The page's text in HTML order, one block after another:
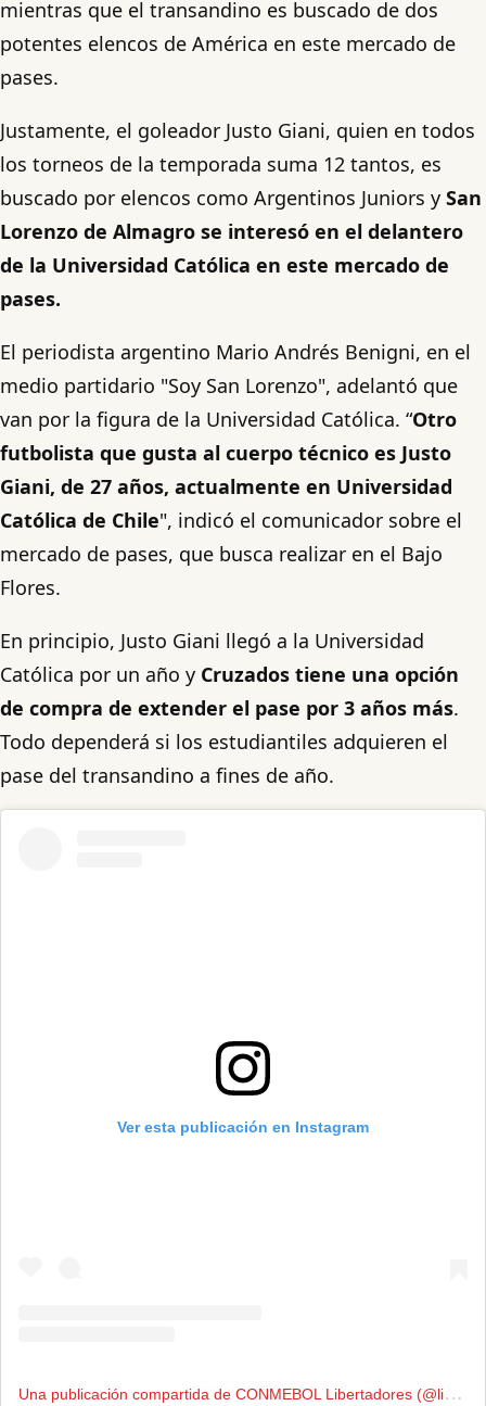
mientras que el transandino es buscado de dos
potentes elencos de América en este mercado de
pases.
Justamente, el goleador Justo Giani, quien en todos
los torneos de la temporada suma 12 tantos, es
buscado por elencos como Argentinos Juniors y San
Lorenzo de Almagro se interesó en el delantero
de la Universidad Católica en este mercado de
pases.
El periodista argentino Mario Andrés Benigni, en el
medio partidario "Soy San Lorenzo", adelantó que
van por la figura de la Universidad Católica. “Otro
futbolista que gusta al cuerpo técnico es Justo
Giani, de 27 años, actualmente en Universidad
Católica de Chile", indicó el comunicador sobre el
mercado de pases, que busca realizar en el Bajo
Flores.
En principio, Justo Giani llegó a la Universidad
Católica por un año y Cruzados tiene una opción
de compra de extender el pase por 3 años más.
Todo dependerá si los estudiantiles adquieren el
pase del transandino a fines de año.
Ver esta publicación en Instagram
U
na publicación compartida de CONMEBOL Libertadores (@libertadores)